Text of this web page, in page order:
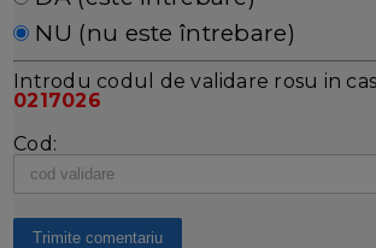
NU (nu este întrebare)
Introdu codul de validare rosu in
0217026
Cod: